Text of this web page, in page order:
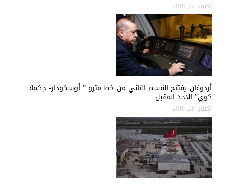
أكتوبر 22, 2018
أردوغان يفتتح القسم الثاني من خط مترو ” أوسكودار- جكمة
كوي” الأحد المقبل
أكتوبر 20, 2018